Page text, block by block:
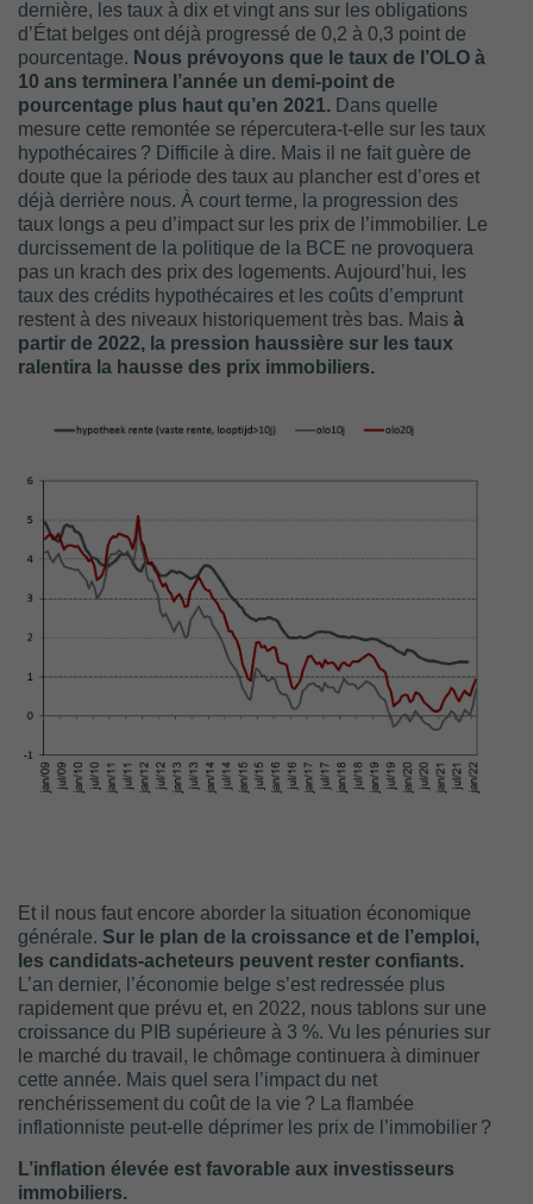
dernière, les taux à dix et vingt ans sur les obligations
d’État belges ont déjà progressé de 0,2 à 0,3 point de
pourcentage. Nous prévoyons que le taux de l’OLO à
10 ans terminera l’année un demi-point de
pourcentage plus haut qu’en 2021. Dans quelle
mesure cette remontée se répercutera-t-elle sur les taux
hypothécaires ? Difficile à dire. Mais il ne fait guère de
doute que la période des taux au plancher est d’ores et
déjà derrière nous. À court terme, la progression des
taux longs a peu d’impact sur les prix de l’immobilier. Le
durcissement de la politique de la BCE ne provoquera
pas un krach des prix des logements. Aujourd’hui, les
taux des crédits hypothécaires et les coûts d’emprunt
restent à des niveaux historiquement très bas. Mais à
partir de 2022, la pression haussière sur les taux
ralentira la hausse des prix immobiliers.
Et il nous faut encore aborder la situation économique
générale. Sur le plan de la croissance et de l’emploi,
les candidats-acheteurs peuvent rester confiants.
L’an dernier, l’économie belge s’est redressée plus
rapidement que prévu et, en 2022, nous tablons sur une
croissance du PIB supérieure à 3 %. Vu les pénuries sur
le marché du travail, le chômage continuera à diminuer
cette année. Mais quel sera l’impact du net
renchérissement du coût de la vie ? La flambée
inflationniste peut-elle déprimer les prix de l’immobilier ?
L’inflation élevée est favorable aux investisseurs
immobiliers.